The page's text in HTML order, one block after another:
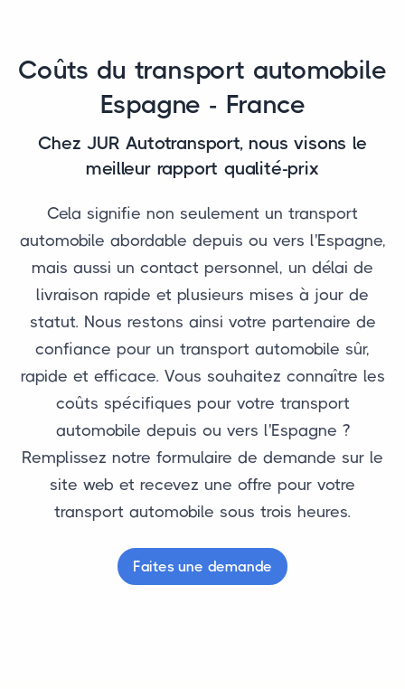
Coûts du transport automobile
Espagne - France
Chez JUR Autotransport, nous visons le
meilleur rapport qualité-prix
Cela signifie non seulement un transport
automobile abordable depuis ou vers l'Espagne,
mais aussi un contact personnel, un délai de
livraison rapide et plusieurs mises à jour de
statut. Nous restons ainsi votre partenaire de
confiance pour un transport automobile sûr,
rapide et efficace. Vous souhaitez connaître les
coûts spécifiques pour votre transport
automobile depuis ou vers l'Espagne ?
Remplissez notre formulaire de demande sur le
site web et recevez une offre pour votre
transport automobile sous trois heures.
Faites une demande